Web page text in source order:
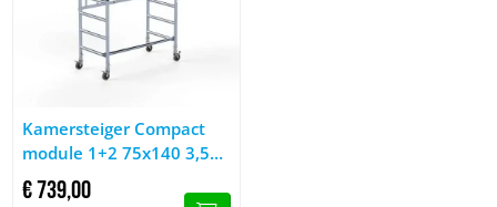
Afbeelding Kamersteiger Compact module 1+2 75x140 3,5m
Kamersteiger Compact
module 1+2 75x140 3,5m
werkhoogte
€739,00